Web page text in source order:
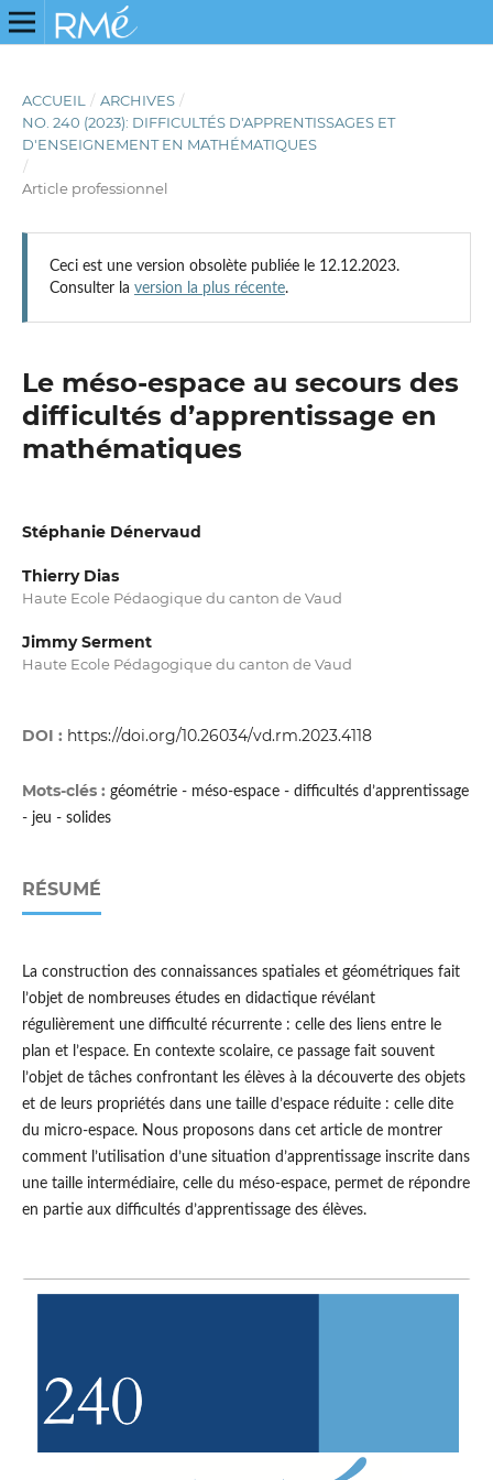
ACCUEIL / ARCHIVES /
NO. 240 (2023): DIFFICULTÉS D'APPRENTISSAGES ET
D'ENSEIGNEMENT EN MATHÉMATIQUES
/
Article professionnel
Ceci est une version obsolète publiée le 12.12.2023.
Consulter la version la plus récente.
Le méso-espace au secours des
difficultés d’apprentissage en
mathématiques
Stéphanie Dénervaud
Thierry Dias
Haute Ecole Pédaogique du canton de Vaud
Jimmy Serment
Haute Ecole Pédagogique du canton de Vaud
DOI : https://doi.org/10.26034/vd.rm.2023.4118
Mots-clés : géométrie - méso-espace - difficultés d’apprentissage
- jeu - solides
RÉSUMÉ
La construction des connaissances spatiales et géométriques fait
l’objet de nombreuses études en didactique révélant
régulièrement une difficulté récurrente : celle des liens entre le
plan et l’espace. En contexte scolaire, ce passage fait souvent
l’objet de tâches confrontant les élèves à la découverte des objets
et de leurs propriétés dans une taille d’espace réduite : celle dite
du micro-espace. Nous proposons dans cet article de montrer
comment l’utilisation d’une situation d’apprentissage inscrite dans
une taille intermédiaire, celle du méso-espace, permet de répondre
en partie aux difficultés d’apprentissage des élèves.